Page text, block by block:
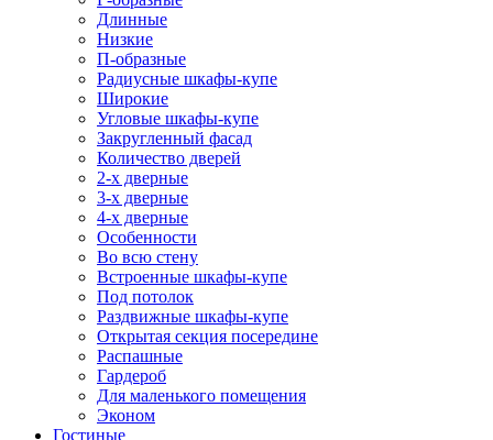
Длинные
Низкие
П-образные
Радиусные шкафы-купе
Широкие
Угловые шкафы-купе
Закругленный фасад
Количество дверей
2-х дверные
3-х дверные
4-х дверные
Особенности
Во всю стену
Встроенные шкафы-купе
Под потолок
Раздвижные шкафы-купе
Открытая секция посередине
Распашные
Гардероб
Для маленького помещения
Эконом
Гостиные